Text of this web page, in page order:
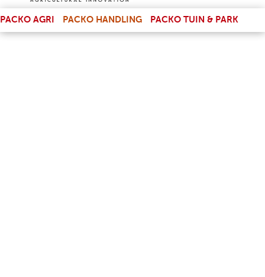
PACKO AGRI PACKO HANDLING PACKO TUIN & PARK